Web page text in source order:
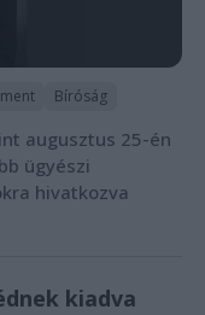
Bíróság
augusztus 25-én
ügyészi
hivatkozva
kiadva